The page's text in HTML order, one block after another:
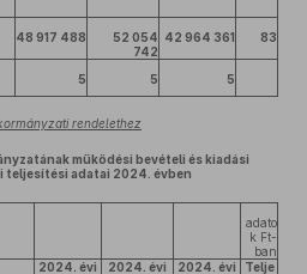
48 917 488
52 054
742
42 964 361 83
5 5 5
rendelethez
működési bevételi és kiadási
teljesítési adatai 2024. évben
adato
k Ft-
ban
2024. évi
2024. évi
2024. évi
Telje